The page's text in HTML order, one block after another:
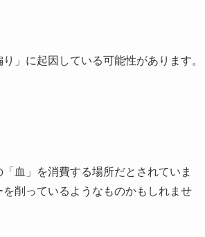
」に起因している可能性があります。
血」を消費する場所だとされていま
削っているようなものかもしれませ